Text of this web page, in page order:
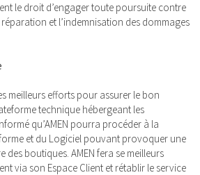
le droit d’engager toute poursuite contre
et l’indemnisation des dommages
meilleurs efforts pour assurer le bon
technique hébergeant les
qu’AMEN pourra procéder à la
et du Logiciel pouvant provoquer une
boutiques. AMEN fera se meilleurs
via son Espace Client et rétablir le service